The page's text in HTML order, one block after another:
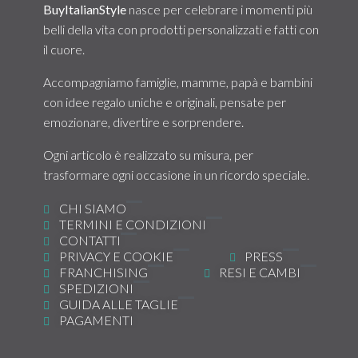
BuyItalianStyle nasce per celebrare i momenti più
belli della vita con prodotti personalizzati e fatti con
il cuore.
Accompagniamo famiglie, mamme, papà e bambini
con idee regalo uniche e originali, pensate per
emozionare, divertire e sorprendere.
Ogni articolo è realizzato su misura, per
trasformare ogni occasione in un ricordo speciale.
CHI SIAMO
TERMINI E CONDIZIONI
CONTATTI
PRIVACY E COOKIE
PRESS
FRANCHISING
RESI E CAMBI
SPEDIZIONI
GUIDA ALLE TAGLIE
PAGAMENTI